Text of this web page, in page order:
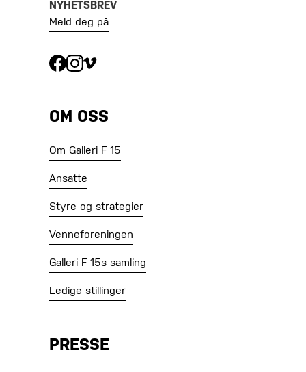
NYHETSBREV
Meld deg på
OM OSS
Om Galleri F 15
Ansatte
Styre og strategier
Venneforeningen
Galleri F 15s samling
Ledige stillinger
PRESSE